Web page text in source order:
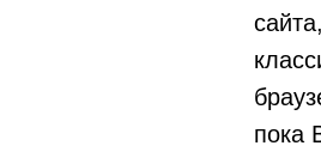
пока